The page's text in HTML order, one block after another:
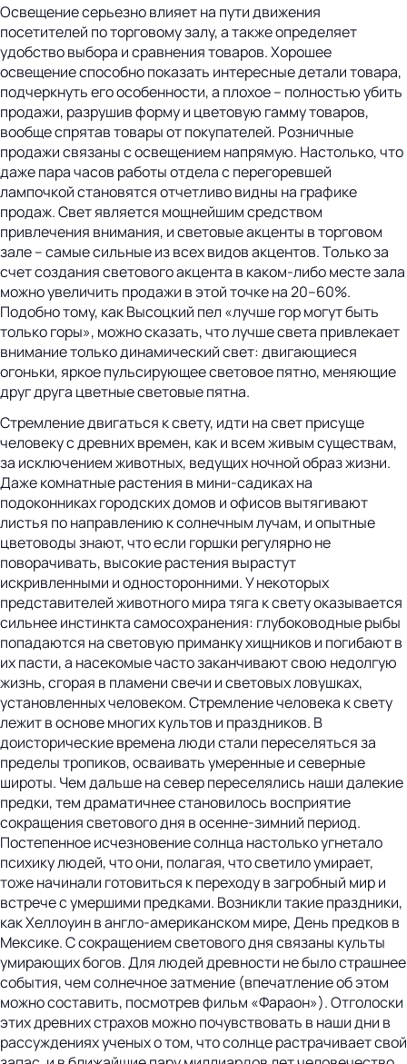
Освещение серьезно влияет на пути движения
посетителей по торговому залу, а также определяет
удобство выбора и сравнения товаров. Хорошее
освещение способно показать интересные детали товара,
подчеркнуть его особенности, а плохое – полностью убить
продажи, разрушив форму и цветовую гамму товаров,
вообще спрятав товары от покупателей. Розничные
продажи связаны с освещением напрямую. Настолько, что
даже пара часов работы отдела с перегоревшей
лампочкой становятся отчетливо видны на графике
продаж. Свет является мощнейшим средством
привлечения внимания, и световые акценты в торговом
зале – самые сильные из всех видов акцентов. Только за
счет создания светового акцента в каком-либо месте зала
можно увеличить продажи в этой точке на 20–60%.
Подобно тому, как Высоцкий пел «лучше гор могут быть
только горы», можно сказать, что лучше света привлекает
внимание только динамический свет: двигающиеся
огоньки, яркое пульсирующее световое пятно, меняющие
друг друга цветные световые пятна.
Стремление двигаться к свету, идти на свет присуще
человеку с древних времен, как и всем живым существам,
за исключением животных, ведущих ночной образ жизни.
Даже комнатные растения в мини-садиках на
подоконниках городских домов и офисов вытягивают
листья по направлению к солнечным лучам, и опытные
цветоводы знают, что если горшки регулярно не
поворачивать, высокие растения вырастут
искривленными и односторонними. У некоторых
представителей животного мира тяга к свету оказывается
сильнее инстинкта самосохранения: глубоководные рыбы
попадаются на световую приманку хищников и погибают в
их пасти, а насекомые часто заканчивают свою недолгую
жизнь, сгорая в пламени свечи и световых ловушках,
установленных человеком. Стремление человека к свету
лежит в основе многих культов и праздников. В
доисторические времена люди стали переселяться за
пределы тропиков, осваивать умеренные и северные
широты. Чем дальше на север переселялись наши далекие
предки, тем драматичнее становилось восприятие
сокращения светового дня в осенне-зимний период.
Постепенное исчезновение солнца настолько угнетало
психику людей, что они, полагая, что светило умирает,
тоже начинали готовиться к переходу в загробный мир и
встрече с умершими предками. Возникли такие праздники,
как Хеллоуин в англо-американском мире, День предков в
Мексике. С сокращением светового дня связаны культы
умирающих богов. Для людей древности не было страшнее
события, чем солнечное затмение (впечатление об этом
можно составить, посмотрев фильм «Фараон»). Отголоски
этих древних страхов можно почувствовать в наши дни в
рассуждениях ученых о том, что солнце растрачивает свой